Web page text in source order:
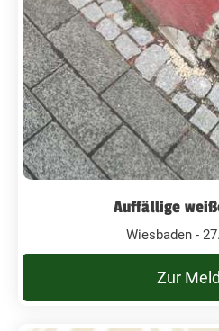
Auffällige
Wiesbaden -
Zur